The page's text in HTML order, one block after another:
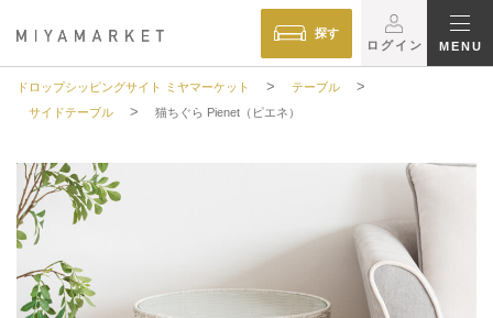
探す
ログイン
MENU
ドロップシッピングサイト ミヤマーケット > テーブル >
サイドテーブル > 猫ちぐら Pienet（ピエネ）